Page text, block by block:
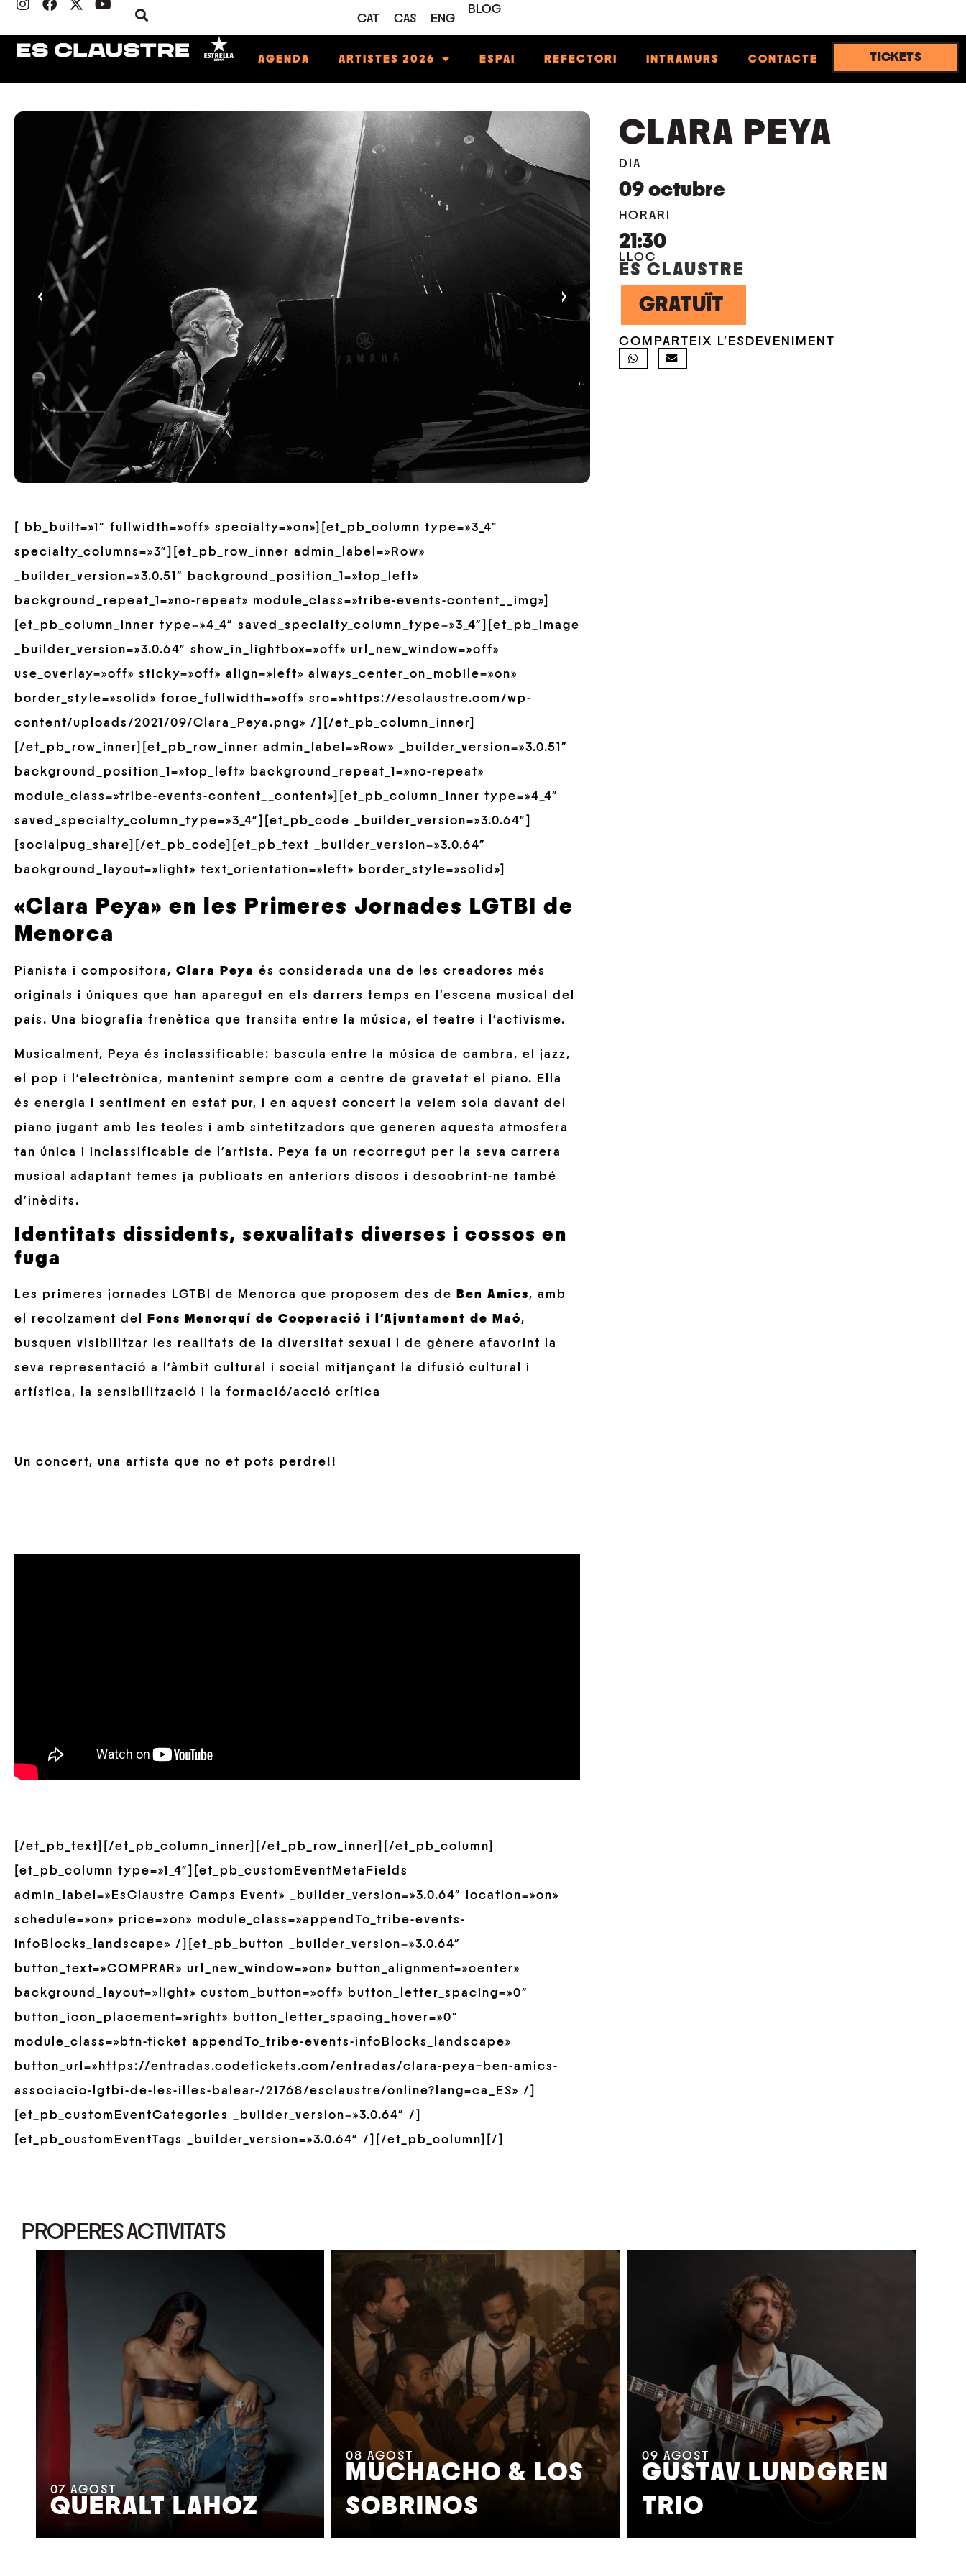
CAT CAS ENG
BLOG
AGENDA ARTISTES 2026 ESPAI REFECTORI INTRAMURS CONTACTE TICKETS
‹ ›
CLARA PEYA
DIA
09 octubre
HORARI
21:30
LLOC
ES CLAUSTRE
GRATUÏT
COMPARTEIX L'ESDEVENIMENT
[ bb_built=»1″ fullwidth=»off» specialty=»on»][et_pb_column type=»3_4″
specialty_columns=»3″][et_pb_row_inner admin_label=»Row»
_builder_version=»3.0.51″ background_position_1=»top_left»
background_repeat_1=»no-repeat» module_class=»tribe-events-content__img»]
[et_pb_column_inner type=»4_4″ saved_specialty_column_type=»3_4″][et_pb_image
_builder_version=»3.0.64″ show_in_lightbox=»off» url_new_window=»off»
use_overlay=»off» sticky=»off» align=»left» always_center_on_mobile=»on»
border_style=»solid» force_fullwidth=»off» src=»https://esclaustre.com/wp-
content/uploads/2021/09/Clara_Peya.png» /][/et_pb_column_inner]
[/et_pb_row_inner][et_pb_row_inner admin_label=»Row» _builder_version=»3.0.51″
background_position_1=»top_left» background_repeat_1=»no-repeat»
module_class=»tribe-events-content__content»][et_pb_column_inner type=»4_4″
saved_specialty_column_type=»3_4″][et_pb_code _builder_version=»3.0.64″]
[socialpug_share][/et_pb_code][et_pb_text _builder_version=»3.0.64″
background_layout=»light» text_orientation=»left» border_style=»solid»]
«Clara Peya» en les Primeres Jornades LGTBI de
Menorca
Pianista i compositora, Clara Peya és considerada una de les creadores més
originals i úniques que han aparegut en els darrers temps en l’escena musical del
país. Una biografía frenètica que transita entre la música, el teatre i l’activisme.
Musicalment, Peya és inclassificable: bascula entre la música de cambra, el jazz,
el pop i l’electrònica, mantenint sempre com a centre de gravetat el piano. Ella
és energia i sentiment en estat pur, i en aquest concert la veiem sola davant del
piano jugant amb les tecles i amb sintetitzadors que generen aquesta atmosfera
tan única i inclassificable de l’artista. Peya fa un recorregut per la seva carrera
musical adaptant temes ja publicats en anteriors discos i descobrint-ne també
d’inèdits.
Identitats dissidents, sexualitats diverses i cossos en
fuga
Les primeres jornades LGTBI de Menorca que proposem des de Ben Amics, amb
el recolzament del
Fons Menorquí de Cooperació i l’Ajuntament de Maó,
busquen visibilitzar les realitats de la diversitat sexual i de gènere afavorint la
seva representació a l’àmbit cultural i social mitjançant la difusió cultural i
artística, la sensibilització i la formació/acció crítica
Un concert, una artista que no et pots perdre!!
[/et_pb_text][/et_pb_column_inner][/et_pb_row_inner][/et_pb_column]
[et_pb_column type=»1_4″][et_pb_customEventMetaFields
admin_label=»EsClaustre Camps Event» _builder_version=»3.0.64″ location=»on»
schedule=»on» price=»on» module_class=»appendTo_tribe-events-
infoBlocks_landscape» /][et_pb_button _builder_version=»3.0.64″
button_text=»COMPRAR» url_new_window=»on» button_alignment=»center»
background_layout=»light» custom_button=»off» button_letter_spacing=»0″
button_icon_placement=»right» button_letter_spacing_hover=»0″
module_class=»btn-ticket appendTo_tribe-events-infoBlocks_landscape»
button_url=»https://entradas.codetickets.com/entradas/clara-peya–ben-amics-
associacio-lgtbi-de-les-illes-balear-/21768/esclaustre/online?lang=ca_ES» /]
[et_pb_customEventCategories _builder_version=»3.0.64″ /]
[et_pb_customEventTags _builder_version=»3.0.64″ /][/et_pb_column][/]
PROPERES ACTIVITATS
07 AGOST
QUERALT LAHOZ
08 AGOST
MUCHACHO & LOS
SOBRINOS
09 AGOST
GUSTAV LUNDGREN
TRIO